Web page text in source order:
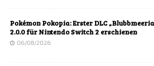
Pokémon Pokopia: Erster DLC
2.0.0 für Nintendo Switch 2 erschienen
06/08/2026